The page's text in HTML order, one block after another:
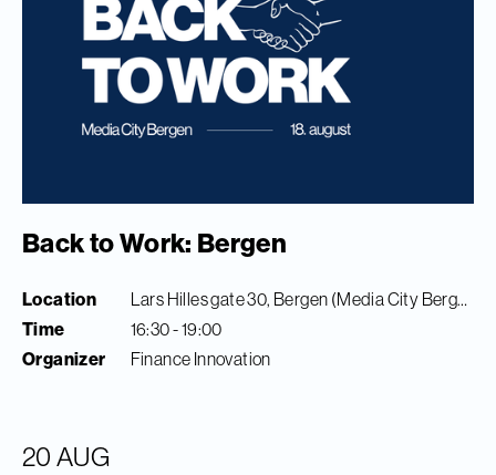
Back to Work: Bergen
Location
Time
Organizer
Lars Hilles gate 30, Bergen (Media City Bergen)
16:30 - 19:00
Finance Innovation
20 AUG